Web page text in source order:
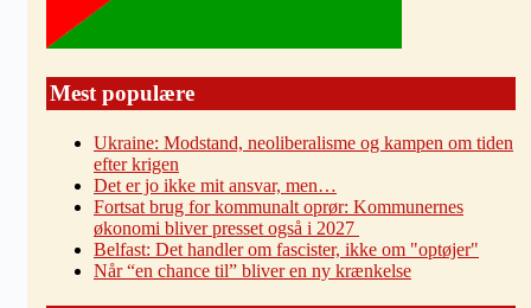
Mest populære
Ukraine: Modstand, neoliberalisme og kampen om tiden
efter krigen
Det er jo ikke mit ansvar, men…
Fortsat brug for kommunalt oprør: Kommunernes
økonomi bliver presset også i 2027
Belfast: Det handler om fascister, ikke om "optøjer"
Når “en chance til” bliver en ny krænkelse